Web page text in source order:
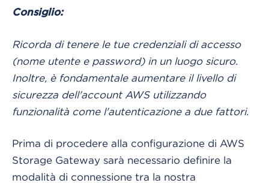
Consiglio:
Ricorda di tenere le tue credenziali di accesso
(nome utente e password) in un luogo sicuro.
Inoltre, è fondamentale aumentare il livello di
sicurezza dell'account AWS utilizzando
funzionalità come l'autenticazione a due fattori.
Prima di procedere alla configurazione di AWS
Storage Gateway sarà necessario definire la
modalità di connessione tra la nostra